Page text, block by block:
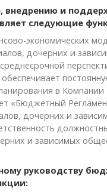
внедрению и
следующие
экономических
дочерних и
в Компании
«Бюджетный
дочерних и
и зависимых
руководству